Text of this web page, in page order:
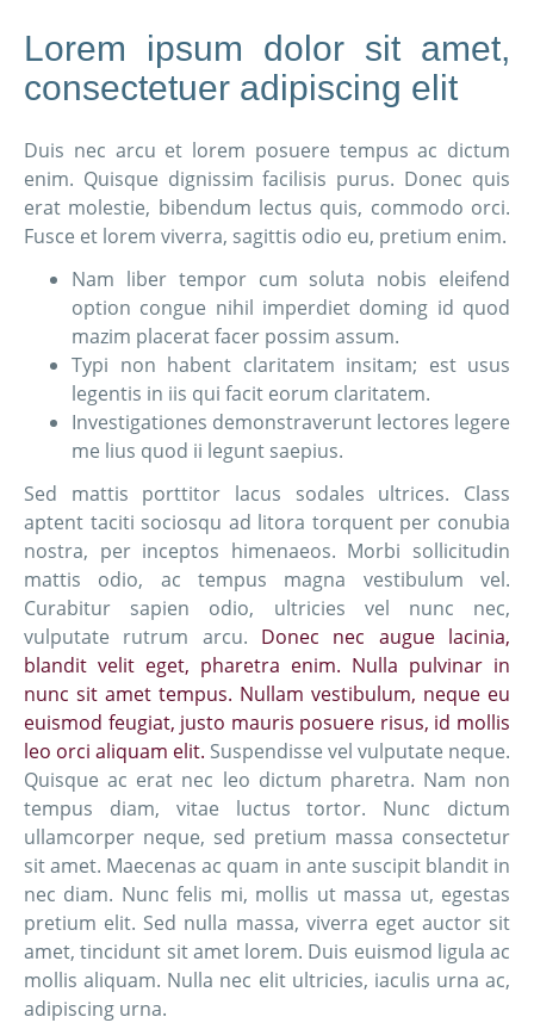
Lorem ipsum dolor sit amet,
consectetuer adipiscing elit
Duis nec arcu et lorem posuere tempus ac dictum
enim. Quisque dignissim facilisis purus. Donec quis
erat molestie, bibendum lectus quis, commodo orci.
Fusce et lorem viverra, sagittis odio eu, pretium enim.
Nam liber tempor cum soluta nobis eleifend
option congue nihil imperdiet doming id quod
mazim placerat facer possim assum.
Typi non habent claritatem insitam; est usus
legentis in iis qui facit eorum claritatem.
Investigationes demonstraverunt lectores legere
me lius quod ii legunt saepius.
Sed mattis porttitor lacus sodales ultrices. Class
aptent taciti sociosqu ad litora torquent per conubia
nostra, per inceptos himenaeos. Morbi sollicitudin
mattis odio, ac tempus magna vestibulum vel.
Curabitur sapien odio, ultricies vel nunc nec,
vulputate rutrum arcu. Donec nec augue lacinia,
blandit velit eget, pharetra enim. Nulla pulvinar in
nunc sit amet tempus. Nullam vestibulum, neque eu
euismod feugiat, justo mauris posuere risus, id mollis
leo orci aliquam elit. Suspendisse vel vulputate neque.
Quisque ac erat nec leo dictum pharetra. Nam non
tempus diam, vitae luctus tortor. Nunc dictum
ullamcorper neque, sed pretium massa consectetur
sit amet. Maecenas ac quam in ante suscipit blandit in
nec diam. Nunc felis mi, mollis ut massa ut, egestas
pretium elit. Sed nulla massa, viverra eget auctor sit
amet, tincidunt sit amet lorem. Duis euismod ligula ac
mollis aliquam. Nulla nec elit ultricies, iaculis urna ac,
adipiscing urna.